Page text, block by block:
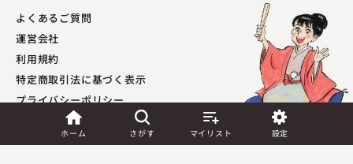
ホーム さがす マイリスト 設定
よくあるご質問
運営会社
利用規約
特定商取引法に基づく表示
プライバシーポリシー​
外部送信ポリシー